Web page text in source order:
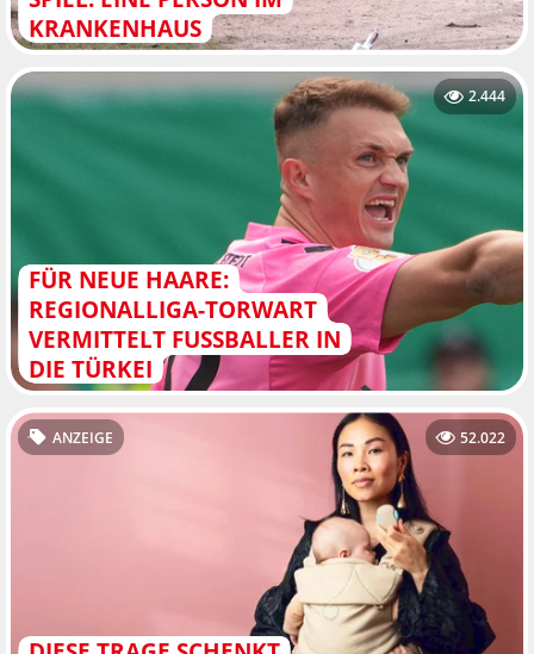
KRANKENHAUS
FÜR NEUE HAARE:
REGIONALLIGA-TORWART
VERMITTELT FUSSBALLER IN D
IE TÜRKEI
2.444
ANZEIGE 52.022